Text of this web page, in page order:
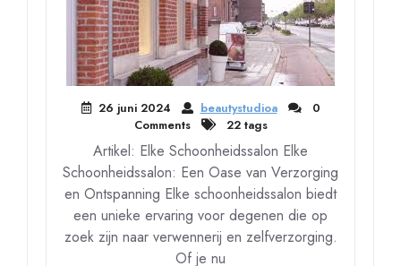
26 juni 2024 beautystudioa
0
Comments
22 tags
Artikel: Elke Schoonheidssalon Elke
Schoonheidssalon: Een Oase van Verzorging
en Ontspanning Elke schoonheidssalon biedt
een unieke ervaring voor degenen die op
zoek zijn naar verwennerij en zelfverzorging.
Of je nu